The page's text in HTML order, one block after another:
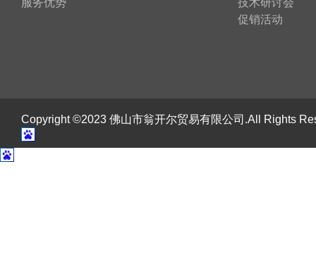
服务优势
技术研讨会
促销活动
Copyright ©2023 佛山市翁开尔贸易有限公司.All Rights